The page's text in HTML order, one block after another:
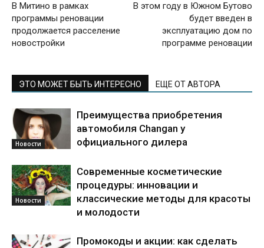
В Митино в рамках
программы реновации
продолжается расселение
новостройки
В этом году в Южном Бутово
будет введен в
эксплуатацию дом по
программе реновации
ЭТО МОЖЕТ БЫТЬ ИНТЕРЕСНО ЕЩЕ ОТ АВТОРА
Новости
Преимущества приобретения
автомобиля Changan у
официального дилера
Новости
Современные косметические
процедуры: инновации и
классические методы для красоты
и молодости
Промокоды и акции: как сделать